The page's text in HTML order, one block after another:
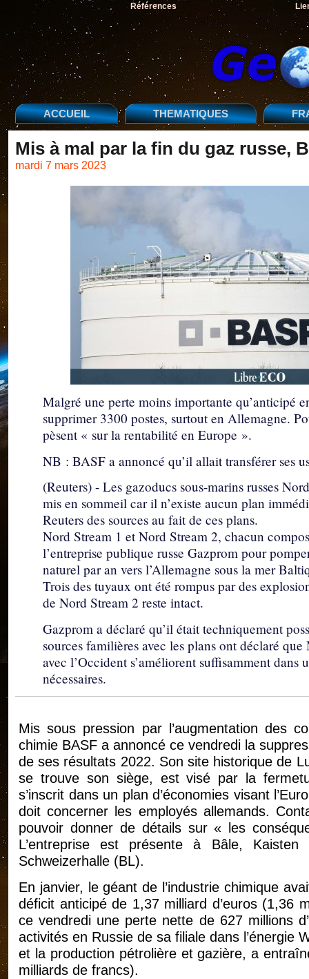
Références
ACCUEIL THEMATIQUES
Mis à mal par la fin du gaz russe,
mardi 7 mars 2023
Malgré une perte moins importante qu’anticipé
supprimer 3300 postes, surtout en Allemagne.
pèsent « sur la rentabilité en Europe ».
NB : BASF a annoncé qu’il allait transférer ses
(Reuters) - Les gazoducs sous-marins russes
mis en sommeil car il n’existe aucun plan
Reuters des sources au fait de ces plans.
Nord Stream 1 et Nord Stream 2, chacun
l’entreprise publique russe Gazprom pour
naturel par an vers l’Allemagne sous la mer
Trois des tuyaux ont été rompus par des
de Nord Stream 2 reste intact.
Gazprom a déclaré qu’il était techniquement
sources familières avec les plans ont déclaré
avec l’Occident s’améliorent suffisamment
nécessaires.
Mis sous pression par l’augmentation des
chimie BASF a annoncé ce vendredi la
de ses résultats 2022. Son site historique de
se trouve son siège, est visé par la
s’inscrit dans un plan d’économies visant
doit concerner les employés allemands.
pouvoir donner de détails sur « les
L’entreprise est présente à Bâle,
Schweizerhalle (BL).
En janvier, le géant de l’industrie chimique
déficit anticipé de 1,37 milliard d’euros (1,36
ce vendredi une perte nette de 627 millions
activités en Russie de sa filiale dans l’énergie
et la production pétrolière et gazière, a
milliards de francs).